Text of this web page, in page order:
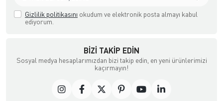
Gizlilik politikasını okudum ve elektronik posta almayı kabul
ediyorum.
BIZI TAKIP EDIN
Sosyal medya hesaplarımızdan bizi takip edin, en yeni ürünlerimizi
kaçırmayın!